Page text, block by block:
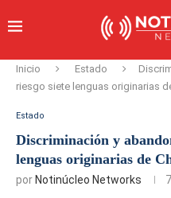
Inicio Estado
riesgo siete lenguas originarias
Estado
Discriminación y
lenguas originarias de
por Notinúcleo Networks